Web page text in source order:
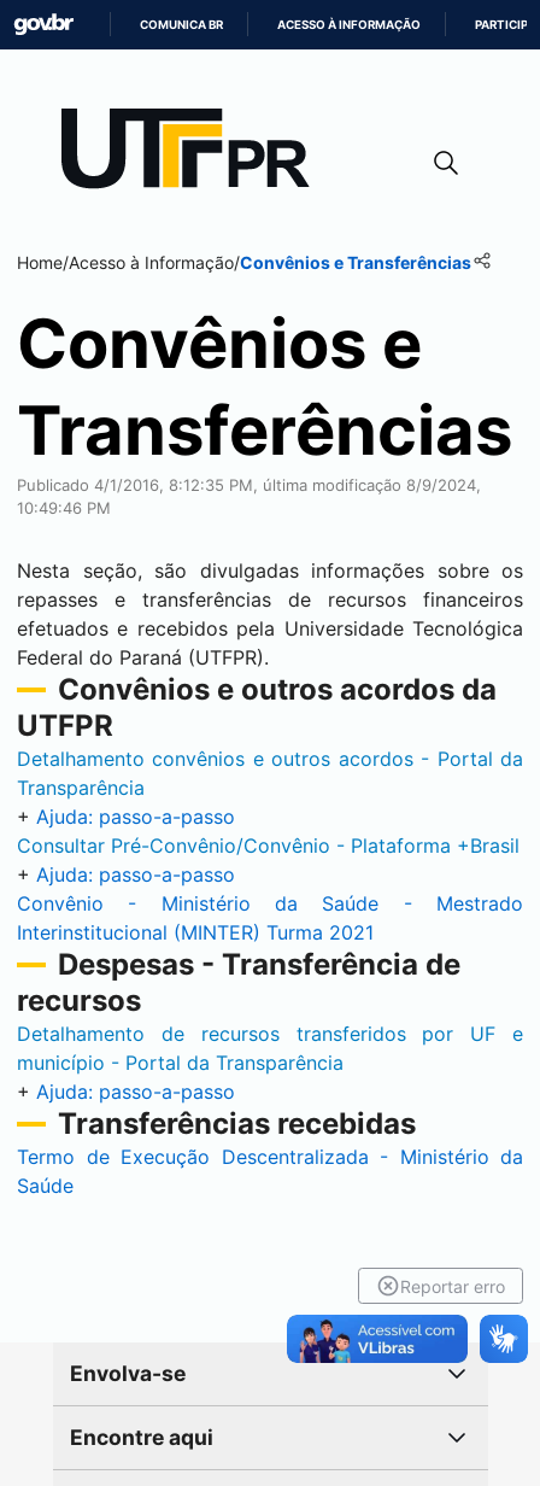
CONTEÚDO
COMUNICA BR ACESSO À INFORMAÇÃO PARTICIPE
Home/Acesso à Informação/Convênios e Transferências
Convênios e
Transferências
Publicado 4/1/2016, 8:12:35 PM, última modificação 8/9/2024,
10:49:46 PM
Nesta seção, são divulgadas informações sobre os
repasses e transferências de recursos financeiros
efetuados e recebidos pela Universidade Tecnológica
Federal do Paraná (UTFPR).
Convênios e outros acordos da
UTFPR
Detalhamento convênios e outros acordos - Portal da
Transparência
+ Ajuda: passo-a-passo
Consultar Pré-Convênio/Convênio - Plataforma +Brasil
+ Ajuda: passo-a-passo
Convênio - Ministério da Saúde - Mestrado
Interinstitucional (MINTER) Turma 2021
Despesas - Transferência de
recursos
Detalhamento de recursos transferidos por UF e
município - Portal da Transparência
+ Ajuda: passo-a-passo
Transferências recebidas
Termo de Execução Descentralizada - Ministério da
Saúde
Reportar erro
Envolva-se
Encontre aqui